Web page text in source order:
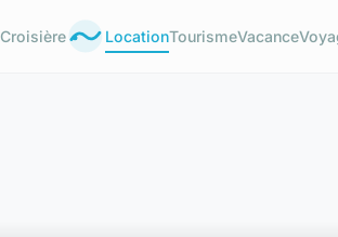
Croisière LocationTourismeVacance